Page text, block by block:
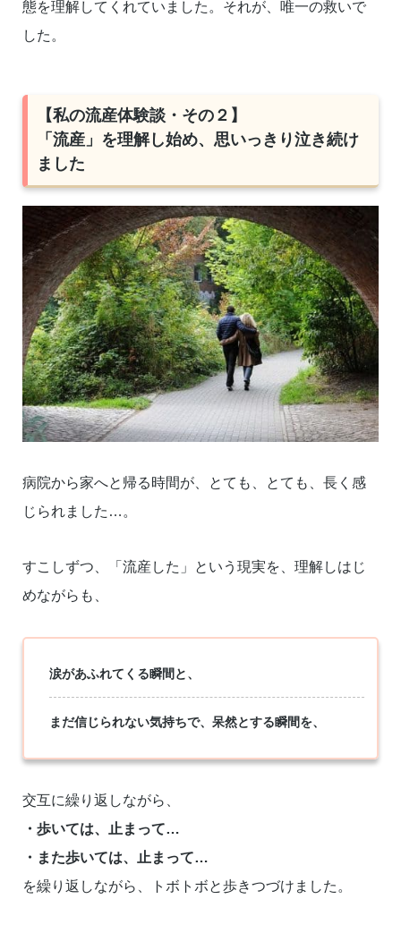
態を理解してくれていました。それが、唯一の救いで
した。
【私の流産体験談・その２】
「流産」を理解し始め、思いっきり泣き続け
ました
病院から家へと帰る時間が、とても、とても、長く感
じられました…。
すこしずつ、「流産した」という現実を、理解しはじ
めながらも、
涙があふれてくる瞬間と、
まだ信じられない気持ちで、呆然とする瞬間を、
交互に繰り返しながら、
・歩いては、止まって…
・また歩いては、止まって…
を繰り返しながら、トボトボと歩きつづけました。